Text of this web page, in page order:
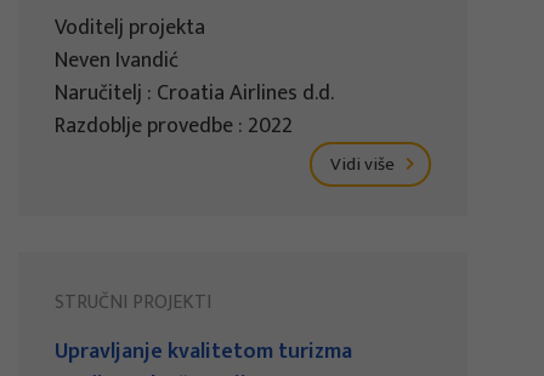
Voditelj projekta
Neven Ivandić
Naručitelj : Croatia Airlines d.d.
Razdoblje provedbe : 2022
Vidi više
STRUČNI PROJEKTI
Upravljanje kvalitetom turizma